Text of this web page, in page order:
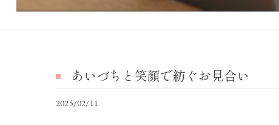
あいづちと笑顔で紡ぐお見合い
2025/02/11